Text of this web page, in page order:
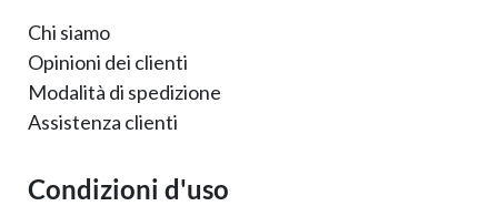
Chi siamo
Opinioni dei clienti
Modalità di spedizione
Assistenza clienti
Condizioni d'uso